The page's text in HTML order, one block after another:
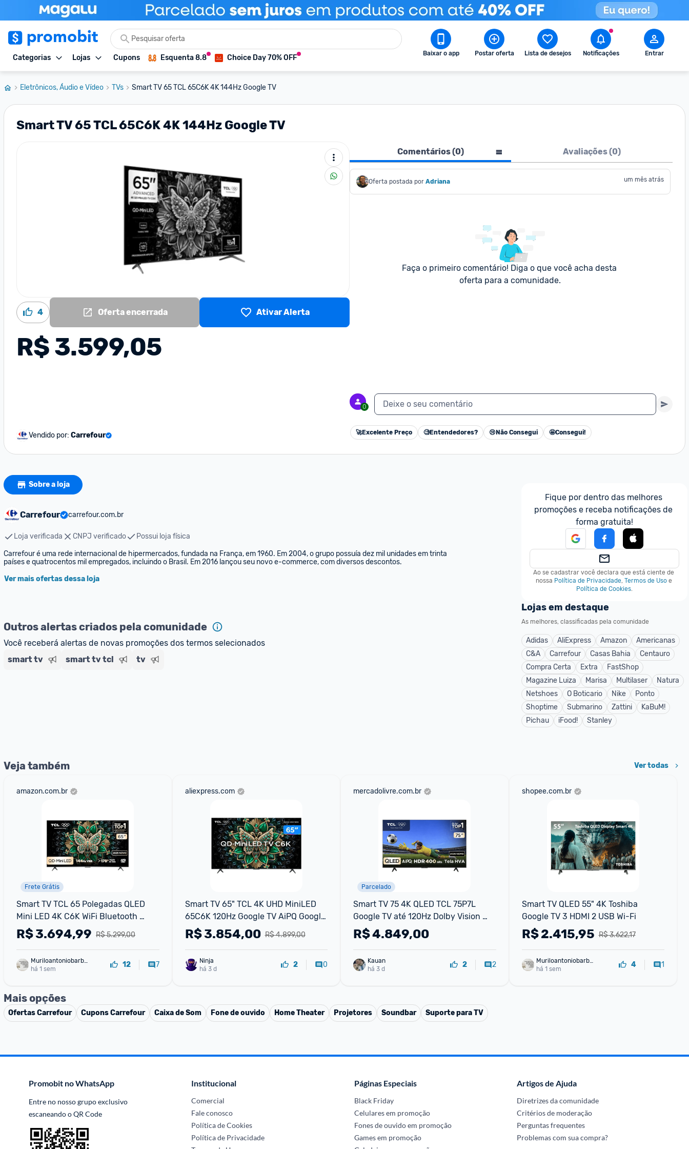
Categorias Lojas Cupons Esquenta 8.8 Choice Day 70% OFF Baixar o app Postar oferta Lista de desejos Notificações Entrar
Eletrônicos, Áudio e Vídeo TVs Smart TV 65 TCL 65C6K 4K 144Hz Google TV
Smart TV 65 TCL 65C6K 4K 144Hz Google TV
4 Oferta encerrada Ativar Alerta
R$ 3.599,05
Vendido por: Carrefour
Comentários (0) Avaliações (0)
Oferta postada por Adriana um mês atrás
Faça o primeiro comentário! Diga o que você acha desta
oferta para a comunidade.
0 Deixe o seu comentário
🚀Excelente Preço 🧐Entendedores? 😢 Não Consegui 🤩Consegui!
Sobre a loja
Carrefour carrefour.com.br
Loja verificada CNPJ verificado
Possui loja física
Carrefour é uma rede internacional de hipermercados, fundada na França, em 1960. Em 2004, o grupo possuía dez mil unidades em trinta
países e quatrocentos mil empregados, incluindo o Brasil. Em 2016 lançou seu novo e-commerce, com diversos descontos.
Ver mais ofertas dessa loja
Outros alertas criados pela comunidade
Você receberá alertas de novas promoções dos termos selecionados
smart tv
smart tv tcl tv
Fique por dentro das melhores
promoções e receba notificações de
forma gratuita!
Ao se cadastrar você declara que está ciente de
nossa Política de Privacidade, Termos de Uso e
Política de Cookies.
Lojas em destaque
As melhores, classificadas pela comunidade
Adidas AliExpress Amazon
Americanas
C&A
Carrefour Casas Bahia
Centauro
Compra Certa
Extra
FastShop
Magazine Luiza
Marisa Multilaser
Natura
Netshoes
O Boticario Nike
Ponto
Shoptime
Submarino Zattini
KaBuM!
Pichau
iFood! Stanley
Veja também Ver todas
amazon.com.br
Frete Grátis
Smart TV TCL 65 Polegadas QLED
Mini LED 4K C6K WiFi Bluetooth
Google TV 4 HDMI 144Hz HDR10+
65C6K
R$ 5.299,00
R$3.694,99
Muriloantoniobarbo
sa
há 1 sem 12 7
aliexpress.com
Smart TV 65" TCL 4K UHD MiniLED
65C6K 120Hz Google TV AiPQ Google
Assistente 4 HDMI 2 USB
R$ 4.899,00
R$3.854,00
há 3 d
2 0
mercadolivre.com.br
Parcelado
Smart TV 75 4K QLED TCL 75P7L
Google TV até 120Hz Dolby Vision
Atmos
R$4.849,00
Kauan
há 3 d
2 2
shopee.com.br
Smart TV QLED 55" 4K Toshiba
Google TV 3 HDMI 2 USB Wi-Fi
R$ 3.622,17
R$2.415,95
Muriloantoniobarbo
sa
há 1 sem 4 1
Mais opções
OfertasCarrefour CuponsCarrefour Caixa de Som Fone de ouvido Home Theater Projetores Soundbar Suporte para TV
Promobit no WhatsApp
Entre no nosso grupo exclusivo
escaneando o QR Code
Institucional
Comercial
Fale conosco
Política de Cookies
Política de Privacidade
Páginas Especiais
Black Friday
Celulares em promoção
Fones de ouvido em promoção
Games em promoção
Artigos de Ajuda
Diretrizes da comunidade
Critérios de moderação
Perguntas frequentes
Problemas com sua compra?